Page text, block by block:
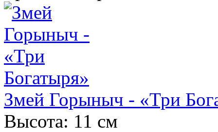
Змей Горыныч - «Три
Высота: 11 см